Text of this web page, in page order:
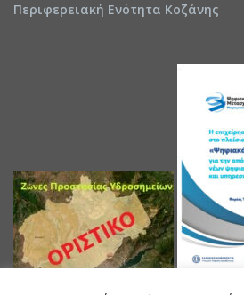
Περιφερειακή Ενότητα Κοζάνης